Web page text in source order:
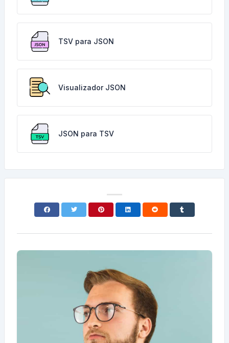
TSV para JSON
Visualizador JSON
JSON para TSV